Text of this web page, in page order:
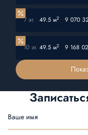
7 эт. 49.5 м2 9 070
10 эт. 49.5 м2 9 168
Ваше имя